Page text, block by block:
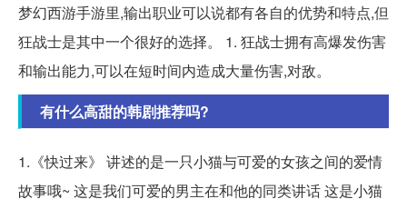
梦幻西游手游里,输出职业可以说都有各自的优势和特点,但
狂战士是其中一个很好的选择。 1. 狂战士拥有高爆发伤害
和输出能力,可以在短时间内造成大量伤害,对敌。
有什么高甜的韩剧推荐吗?
1.《快过来》 讲述的是一只小猫与可爱的女孩之间的爱情
故事哦~ 这是我们可爱的男主在和他的同类讲话 这是小猫